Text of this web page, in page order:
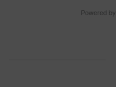
Powered by